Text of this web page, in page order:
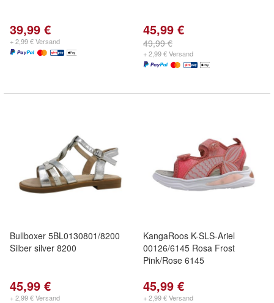
39,99 €
+ 2,99 € Versand
45,99 €
49,99 €
+ 2,99 € Versand
Bullboxer 5BL0130801/8200
Silber silver 8200
45,99 €
+ 2,99 € Versand
KangaRoos K-SLS-Ariel
00126/6145 Rosa Frost
Pink/Rose 6145
45,99 €
+ 2,99 € Versand